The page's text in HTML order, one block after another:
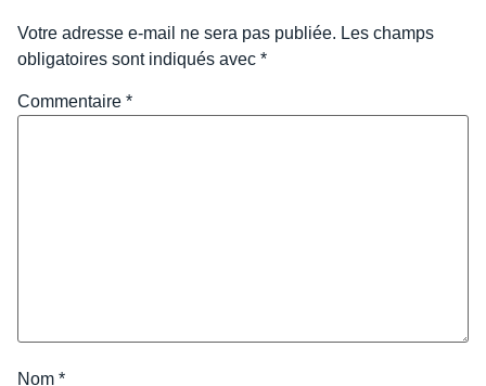
Votre adresse e-mail ne sera pas publiée. Les champs
obligatoires sont indiqués avec *
Commentaire *
Nom *